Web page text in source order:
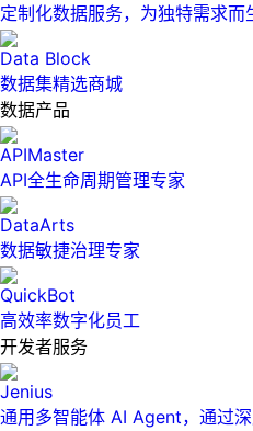
定制化数据服务，为独特需求而
Data Block
数据集精选商城
数据产品
APIMaster
API全生命周期管理专家
DataArts
数据敏捷治理专家
QuickBot
高效率数字化员工
开发者服务
Jenius
通用多智能体 AI Agent，通过